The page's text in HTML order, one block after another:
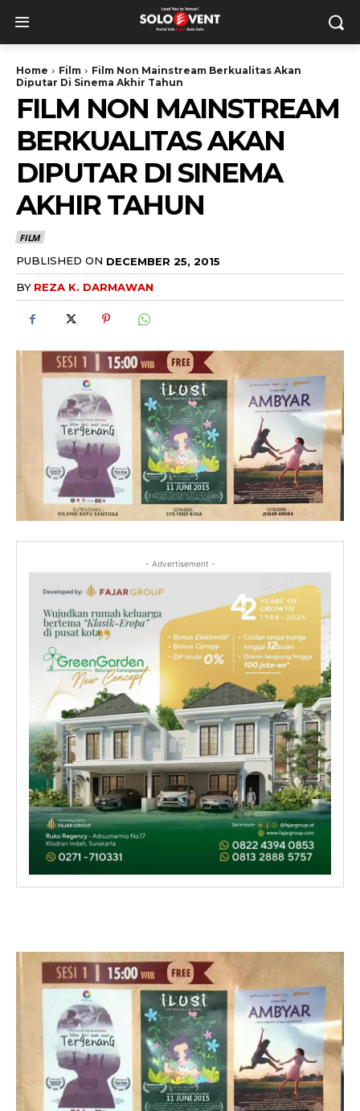
Home Film
Film Non Mainstream Berkualitas Akan
Diputar Di Sinema Akhir Tahun
FILM NON MAINSTREAM
BERKUALITAS AKAN
DIPUTAR DI SINEMA
AKHIR TAHUN
FILM
PUBLISHED ON DECEMBER 25, 2015
BY REZA K. DARMAWAN
- Advertisement -